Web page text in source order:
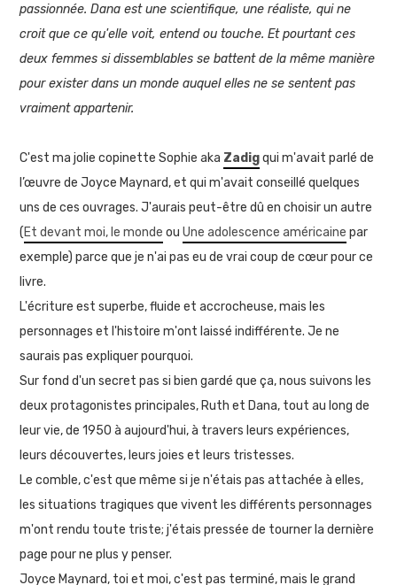
passionnée. Dana est une scientifique, une réaliste, qui ne
croit que ce qu'elle voit, entend ou touche. Et pourtant ces
deux femmes si dissemblables se battent de la même manière
pour exister dans un monde auquel elles ne se sentent pas
vraiment appartenir.
C'est ma jolie copinette Sophie aka Zadigqui m'avait parlé de
l’œuvre de Joyce Maynard, et qui m'avait conseillé quelques
uns de ces ouvrages. J'aurais peut-être dû en choisir un autre
(Et devant moi, le monde ouUne adolescence américaine par
exemple) parce que je n'ai pas eu de vrai coup de cœur pour ce
livre.
L'écriture est superbe, fluide et accrocheuse, mais les
personnages et l'histoire m'ont laissé indifférente. Je ne
saurais pas expliquer pourquoi.
Sur fond d'un secret pas si bien gardé que ça, nous suivons les
deux protagonistes principales, Ruth et Dana, tout au long de
leur vie, de 1950 à aujourd'hui, à travers leurs expériences,
leurs découvertes, leurs joies et leurs tristesses.
Le comble, c'est que même si je n'étais pas attachée à elles,
les situations tragiques que vivent les différents personnages
m'ont rendu toute triste; j'étais pressée de tourner la dernière
page pour ne plus y penser.
Joyce Maynard, toi et moi, c'est pas terminé, mais le grand